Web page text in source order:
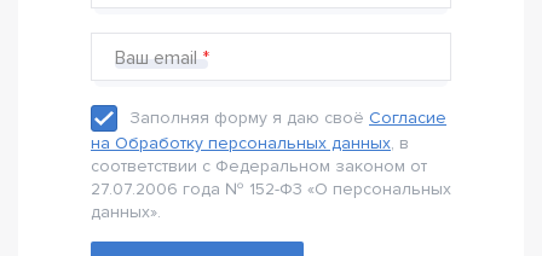
Ваш email
Заполняя форму я даю своё Согласие
на Обработку персональных данных, в
соответствии с Федеральном законом от
27.07.2006 года № 152-Ф3 «О персональных
данных».